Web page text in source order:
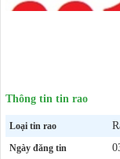
Thông tin tin rao
Loại tin rao
Ngày đăng tin